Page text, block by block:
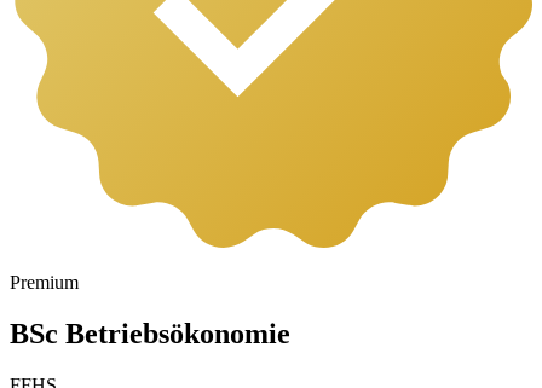
Premium
BSc Betriebsökonomie